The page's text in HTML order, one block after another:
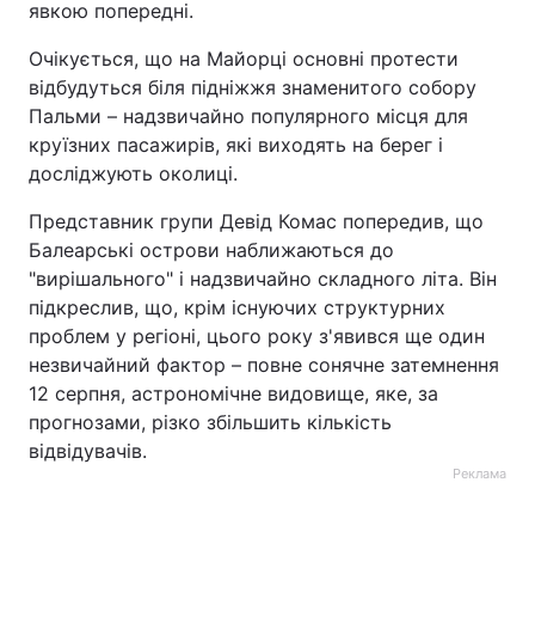
явкою попередні.
Очікується, що на Майорці основні протести
відбудуться біля підніжжя знаменитого собору
Пальми – надзвичайно популярного місця для
круїзних пасажирів, які виходять на берег і
досліджують околиці.
Представник групи Девід Комас попередив, що
Балеарські острови наближаються до
"вирішального" і надзвичайно складного літа. Він
підкреслив, що, крім існуючих структурних
проблем у регіоні, цього року з'явився ще один
незвичайний фактор – повне сонячне затемнення
12 серпня, астрономічне видовище, яке, за
прогнозами, різко збільшить кількість
відвідувачів.
Реклама